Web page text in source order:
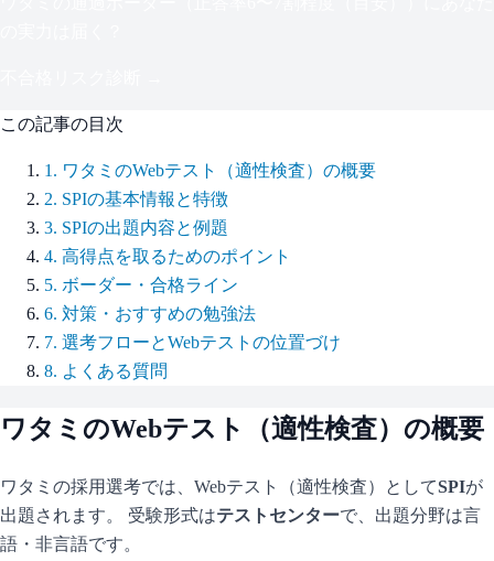
この記事の目次
1 . ワタミのWebテスト（適性検査）の概要
2. SPIの基本情報と特徴
3. SPIの出題内容と例題
4. 高得点を取るためのポイント
5. ボーダー・合格ライン
6. 対策・おすすめの勉強法
7. 選考フローとWebテストの位置づけ
8. よくある質問
ワタミ のWebテスト（適性検査）の概要
ワタミ の採用選考では、Webテスト（適性検査）としてSPIが
出題されます。 受験形式はテストセンターで、 出題分野は言
語・非言語です。